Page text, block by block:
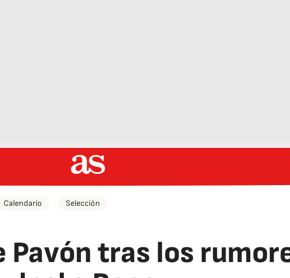
Calendario Selección
tras los